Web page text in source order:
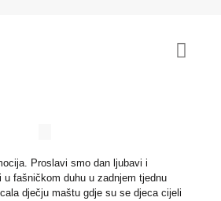
Proslavi smo dan ljubavi i
fašničkom duhu u zadnjem tjednu
dječju maštu gdje su se djeca cijeli